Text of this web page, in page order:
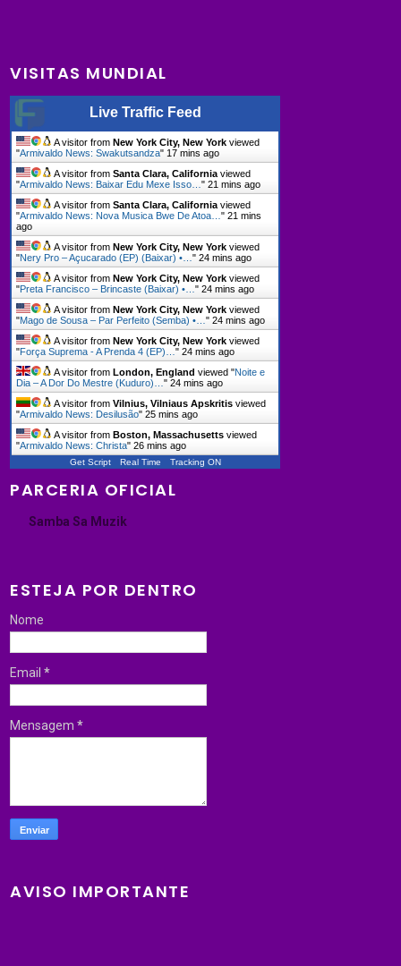
VISITAS MUNDIAL
Live Traffic Feed
A visitor fromNew York City, New York viewed
"Armivaldo News: Swakutsandza" 17 mins ago
A visitor fromSanta Clara, California viewed
"Armivaldo News: Baixar Edu Mexe Isso…"21 mins ago
A visitor fromSanta Clara, California viewed
"Armivaldo News: Nova Musica Bwe De Atoa…"21 mins
ago
A visitor fromNew York City, New York viewed
"Nery Pro – Açucarado (EP) (Baixar) •…"24 mins ago
A visitor fromNew York City, New York viewed
"Preta Francisco – Brincaste (Baixar) •…"24 mins ago
A visitor fromNew York City, New York viewed
"Mago de Sousa – Par Perfeito (Semba) •…"24 mins ago
A visitor fromNew York City, New York viewed
"Força Suprema - A Prenda 4 (EP)…"24 mins ago
A visitor fromLondon, England viewed "Noite e
Dia – A Dor Do Mestre (Kuduro)…"25 mins ago
A visitor fromVilnius, Vilniaus Apskritis viewed
"Armivaldo News: Desilusão"25 mins ago
A visitor fromBoston, Massachusetts viewed
"Armivaldo News: Christa"26 mins ago
Get Script Real Time Tracking ON
PARCERIA OFICIAL
Samba Sa Muzik
ESTEJA POR DENTRO
Nome
Email*
Mensagem*
AVISO IMPORTANTE